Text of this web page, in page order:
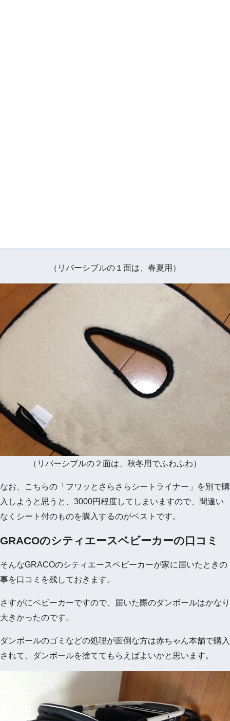
（リバーシブルの１面は、春夏用）
（リバーシブルの２面は、秋冬用でふわふわ）
なお、こちらの「フワッとさらさらシートライナー」を別で購
入しようと思うと、3000円程度してしまいますので、間違い
なくシート付のものを購入するのがベストです。
GRACOのシティエースベビーカーの口コミ
そんなGRACOのシティエースベビーカーが家に届いたときの
事を口コミを残しておきます。
さすがにベビーカーですので、届いた際のダンボールはかなり
大きかったのです。
ダンボールのゴミなどの処理が面倒な方は赤ちゃん本舗で購入
されて、ダンボールを捨ててもらえばよいかと思います。